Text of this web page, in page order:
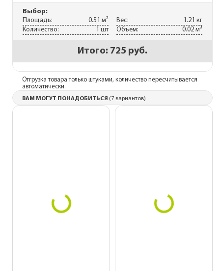
Выбор:
Площадь:
0.51 м² Вес:
1.21 кг
Количество:
1 шт Объем: 0.02 м³
Итого: 725 руб.
Отгрузка товара только штуками, количество пересчитывается
автоматически.
ВАМ МОГУТ ПОНАДОБИТЬСЯ (7 вариантов)